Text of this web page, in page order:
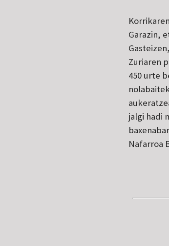
Garazin,
Zuriaren
450 urte
jalgi hadi
Nafarroa